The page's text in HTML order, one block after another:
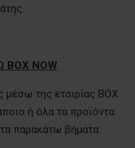
BOX NOW
μέσω της εταιρίας BOX
ή όλα τα προϊόντα
παρακάτω βήματα: